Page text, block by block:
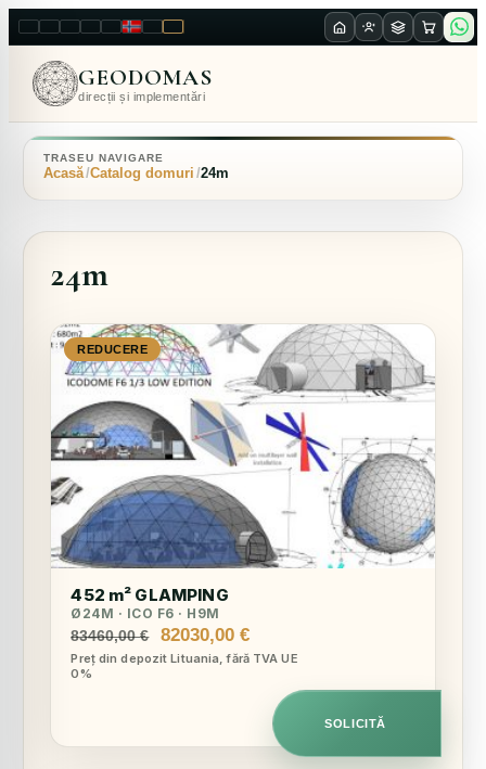
LT ENPL FRRUNOSKRO
GEODOMAS
direcții și implementări
TRASEU NAVIGARE
Acasă Catalog domuri 24m
24m
REDUCERE
452 m² GLAMPING
Ø24M · ICO F6 · H9M
83460,00€
Prețul
inițial
82030,00€Prețul
curent
82030,00 €.
Preț din depozit Lituania, fără TVA UE
0%
SOLICITĂ